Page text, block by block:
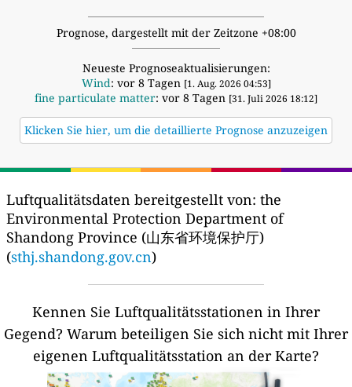
Prognose, dargestellt mit der Zeitzone +08:00
Neueste Prognoseaktualisierungen:
Wind: vor 8 Tagen [1. Aug. 2026 04:53]
fine particulate matter: vor 8 Tagen [31. Juli 2026 18:12]
Klicken Sie hier, um die detaillierte Prognose anzuzeigen
Luftqualitätsdaten bereitgestellt von: the
Environmental Protection Department of
Shandong Province (山东省环境保护厅)
(sthj.shandong.gov.cn)
Kennen Sie Luftqualitätsstationen in Ihrer
Gegend? Warum beteiligen Sie sich nicht mit Ihrer
eigenen Luftqualitätsstation an der Karte?